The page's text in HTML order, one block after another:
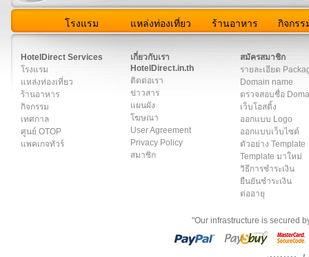
โรงแรม แหล่งท่องเที่ยว ร้านอาหาร กิจกรร
HotelDirect Services
โรงแรม
แหล่งท่องเที่ยว
ร้านอาหาร
กิจกรรม
เทศกาล
ศูนย์ OTOP
แพคเกจทัวร์
เกี่ยวกับเรา
HotelDirect.in.th
ติดต่อเรา
ข่าวสาร
แผนผัง
โฆษณา
User Agreement
Privacy Policy
สมาชิก
สมัครสมาชิก
รายละเอียด
Domain name
ตรวจสอบชื่อ
เว็บโฮสติ้ง
ออกแบบ Logo
ออกแบบเว็บไซต์
ตัวอย่าง Template
Template มาใหม่
วิธีการชำระเงิน
ยืนยันชำระเงิน
ต่ออายุ
"Our infrastructure is secured